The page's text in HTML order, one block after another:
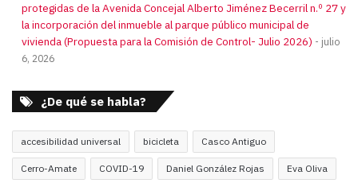
protegidas de la Avenida Concejal Alberto Jiménez Becerril n.º 27 y
la incorporación del inmueble al parque público municipal de
vivienda (Propuesta para la Comisión de Control- Julio 2026)
julio
6, 2026
¿De qué se habla?
accesibilidad universal bicicleta Casco Antiguo
Cerro-Amate COVID-19 Daniel González Rojas Eva Oliva